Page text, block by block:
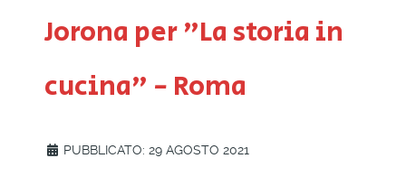
Jorona per "La storia in
cucina" - Roma
PUBBLICATO: 29 AGOSTO 2021